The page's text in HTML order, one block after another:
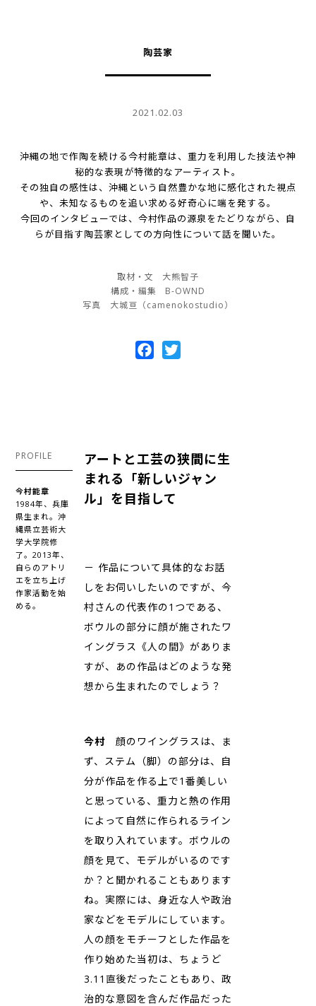
陶芸家
2021.02.03
沖縄の地で作陶を続ける今村能章は、重力を利用した技法や神
秘的な表現が特徴的なアーティスト。
その独自の感性は、沖縄という自然豊かな地に感化された視点
や、未知なるものを追い求める好奇心に端を発する。
今回のインタビューでは、今村作品の源泉をたどりながら、自
らが目指す陶芸家としての方向性について話を聞いた。
取材・文 大熊智子
構成・編集 B-OWND
写真 大城亘（camenokostudio）
Facebook
PROFILE
今村能章
1984年、兵庫
県生まれ。沖
縄県立芸術大
学大学院修
了。2013年、
自らのアトリ
エを立ち上げ
作家活動を始
める。
アートと工芸の狭間に生
まれる「新しいジャン
ル」を目指して
－ 作品について具体的なお話
しをお伺いしたいのですが、今
村さんの代表作の1つである、
ボウルの部分に顔が施されたワ
イングラス《人の間》がありま
すが、あの作品はどのような発
想から生まれたのでしょう？
今村 顔のワイングラスは、ま
ず、ステム（脚）の部分は、自
分が作品を作る上で1番美しい
と思っている、重力と熱の作用
によって自然に作られるライン
を取り入れています。ボウルの
顔を見て、モデルがいるのです
か？と聞かれることもあります
ね。実際には、身近な人や政治
家などをモデルにしています。
人の顔をモチーフとした作品を
作り始めた当初は、ちょうど
3.11直後だったこともあり、政
治的な意図を含んだ作品だった